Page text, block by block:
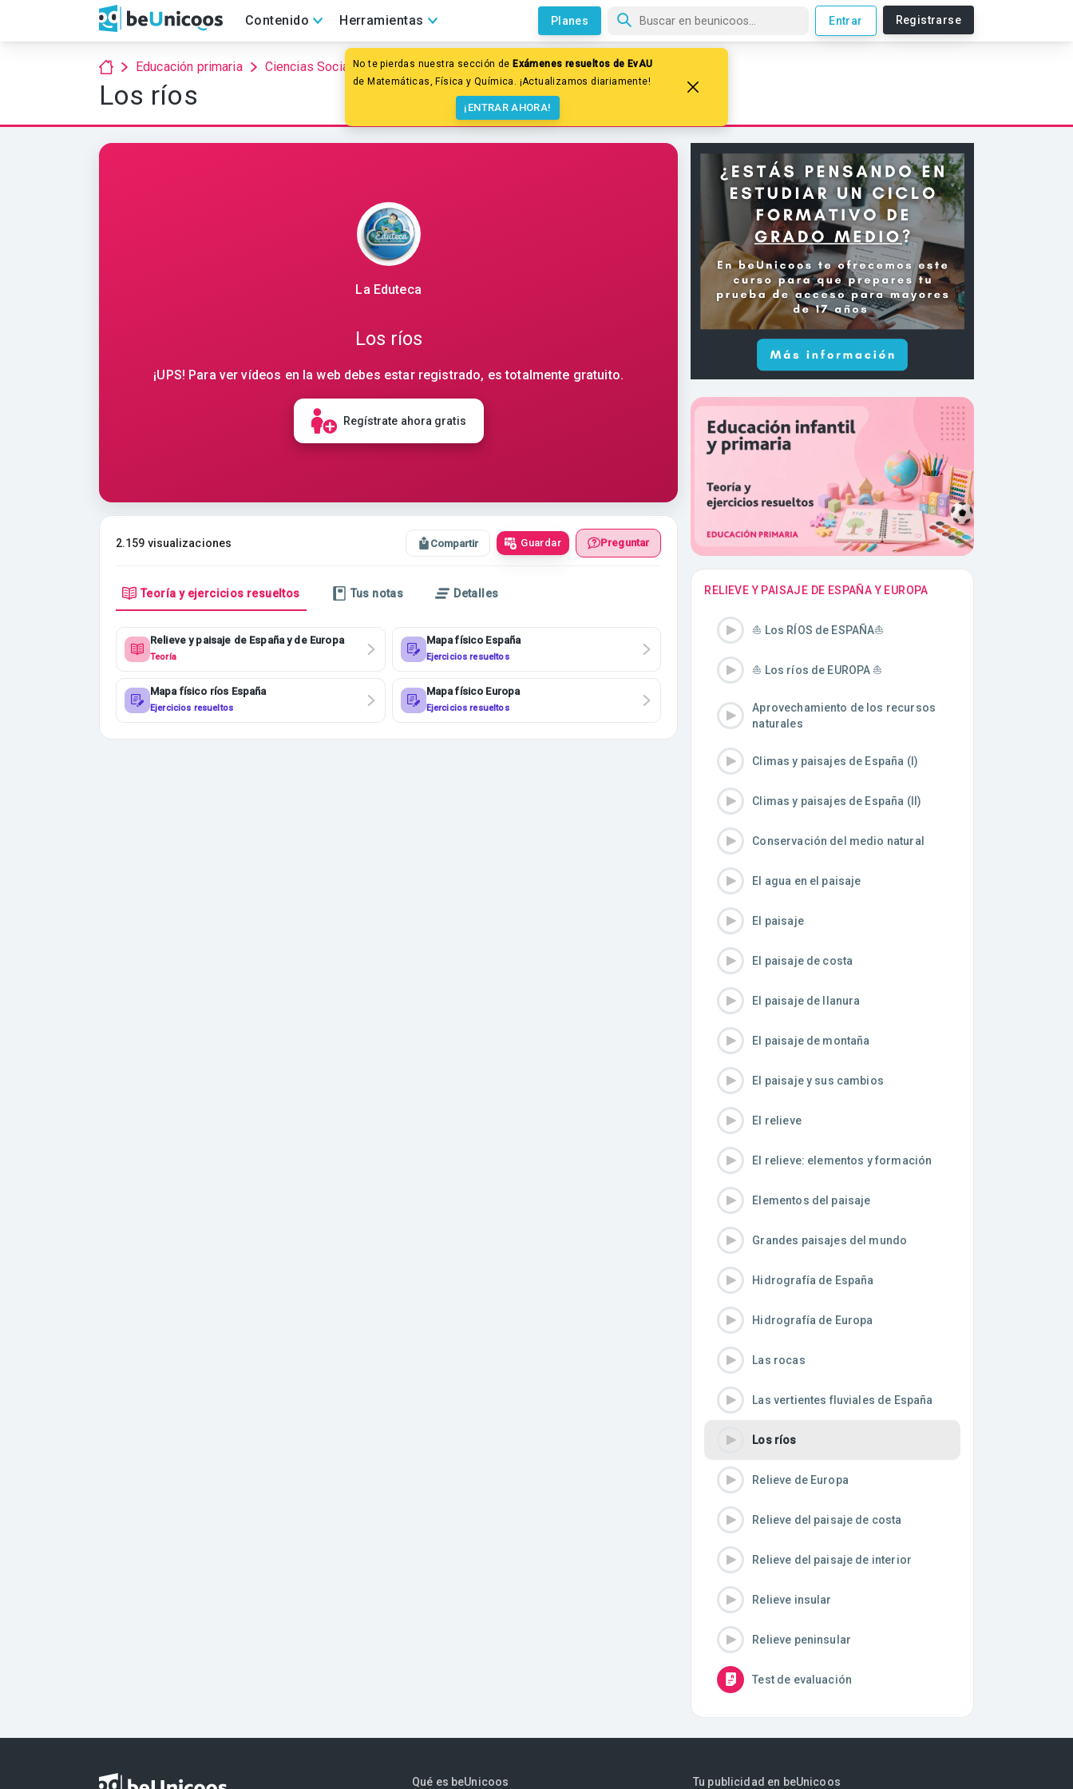
Contenido Herramientas Planes Entrar Registrarse
No te pierdas nuestra sección de Exámenes resueltos de EvAU
de Matemáticas, Física y Química. ¡Actualizamos diariamente!
¡ENTRAR AHORA!
Educación primaria Ciencias Sociales Relieve y paisaje de España y Europa
Los ríos
La Eduteca
Los ríos
¡UPS! Para ver vídeos en la web debes estar registrado, es totalmente gratuito.
Regístrate ahora gratis
2.159 visualizaciones Compartir Guardar Preguntar
Teoría y ejercicios resueltos Tus notas Detalles
Relieve y paisaje de España y de Europa
Teoría
Mapa físico España
Ejercicios resueltos
Mapa físico ríos España
Ejercicios resueltos
Mapa físico Europa
Ejercicios resueltos
RELIEVE Y PAISAJE DE ESPAÑA Y EUROPA
⛵️ Los RÍOS de ESPAÑA⛵️
⛵️ Los ríos de EUROPA ⛵️
Aprovechamiento de los recursos
naturales
Climas y paisajes de España (I)
Climas y paisajes de España (II)
Conservación del medio natural
El agua en el paisaje
El paisaje
El paisaje de costa
El paisaje de llanura
El paisaje de montaña
El paisaje y sus cambios
El relieve
El relieve: elementos y formación
Elementos del paisaje
Grandes paisajes del mundo
Hidrografía de España
Hidrografía de Europa
Las rocas
Las vertientes fluviales de España
Los ríos
Relieve de Europa
Relieve del paisaje de costa
Relieve del paisaje de interior
Relieve insular
Relieve peninsular
Test de evaluación
Qué es beUnicoos Tu publicidad en beUnicoos